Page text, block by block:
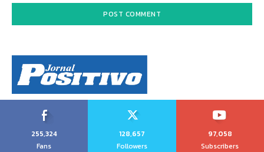
255,324
Fans
128,657
Followers
97,058
Subscribers